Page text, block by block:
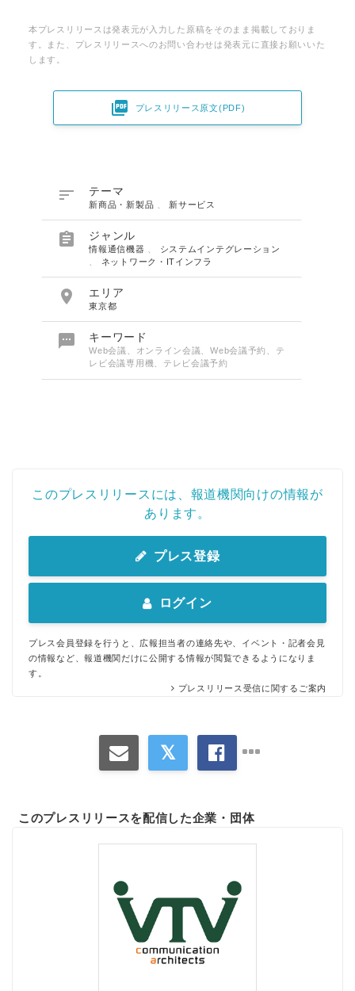
本プレスリリースは発表元が入力した原稿をそのまま掲載しておりま
す。また、プレスリリースへのお問い合わせは発表元に直接お願いいた
します。
 プレスリリース原文(PDF)
 テーマ
新商品・新製品 新サービス
 ジャンル
情報通信機器
システムインテグレーション
ネットワーク・ITインフラ
 エリア
東京都
 キーワード
Web会議、オンライン会議、Web会議予約、テ
レビ会議専用機、テレビ会議予約
このプレスリリースには、報道機関向けの情報が
あります。
プレス登録
ログイン
プレス会員登録を行うと、広報担当者の連絡先や、イベント・記者会見
の情報など、報道機関だけに公開する情報が閲覧できるようになりま
す。
プレスリリース受信に関するご案内
このプレスリリースを配信した企業・団体